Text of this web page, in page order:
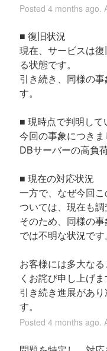
Posted 4months ago.
■ 復旧状況
現在、サービスは
る状態です。
引き続き、同様の
す。
■ 現時点で判明して
今回の事象につき
DBサーバーの高負
■ 現在の対応状況
一方で、なぜ今回
ついては、現在も調
そのため、同様の
では不明な状況です。
お客様には多大な
くお詫び申し上げま
引き続き進展があ
す。
Posted 4months ago.